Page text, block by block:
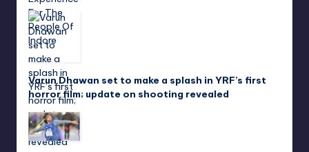
Varun Dhawan set to make a splash in YRF’s first
horror film; update on shooting revealed